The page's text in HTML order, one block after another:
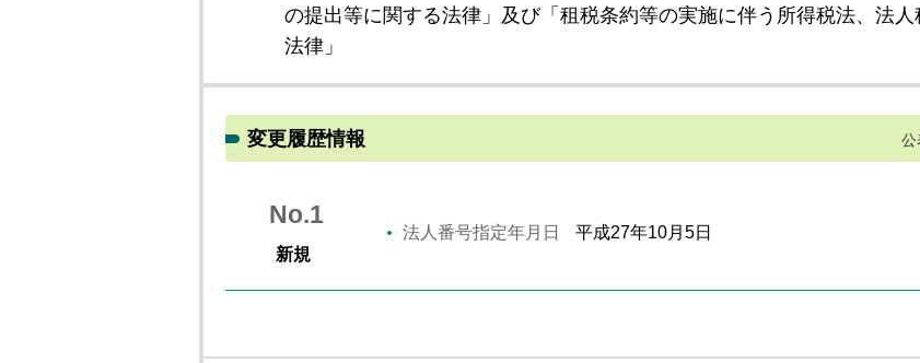
の提出等に関する法律」及び「租税条約等の実施に伴う所得税法、法
法律」
変更履歴情報 公
No.1
新規
法人番号指定年月日 平成27年10月5日